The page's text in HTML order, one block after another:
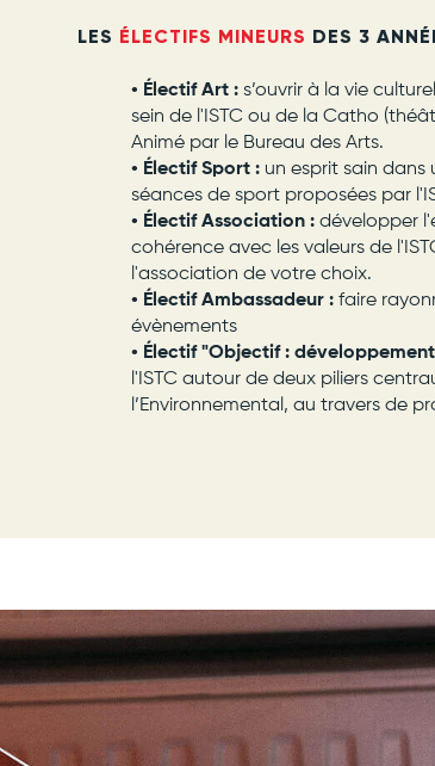
LES ÉLECTIFS MINEURS DES 3
• Électif Art : s’ouvrir à la vie
sein de l'ISTC ou de la Catho
Animé par le Bureau des Arts.
• Électif Sport : un esprit sain dans
séances de sport proposées par
• Électif Association : développer
cohérence avec les valeurs de
l'association de votre choix.
• Électif Ambassadeur : faire
évènements
• Électif "Objectif :
l'ISTC autour de deux piliers
l’Environnemental, au travers de